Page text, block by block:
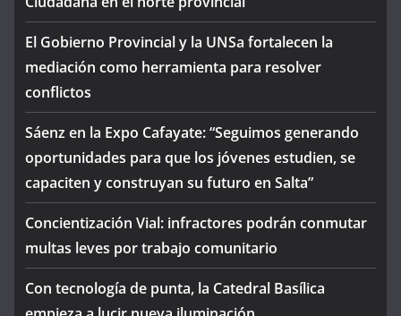
El Gobierno Provincial y la UNSa fortalecen la
mediación como herramienta para resolver
conflictos
Sáenz en la Expo Cafayate: “Seguimos generando
oportunidades para que los jóvenes estudien, se
capaciten y construyan su futuro en Salta”
Concientización Vial: infractores podrán conmutar
multas leves por trabajo comunitario
Con tecnología de punta, la Catedral Basílica